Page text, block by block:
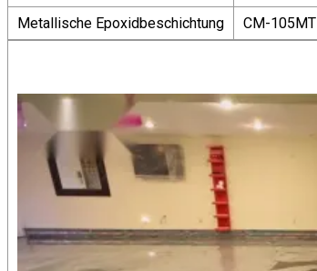
Metallische Epoxidbeschichtung
CM-105MT